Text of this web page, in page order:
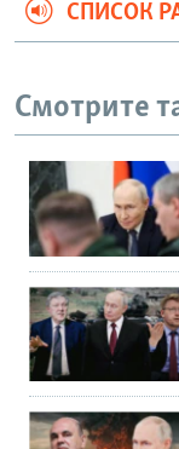
СПИСОК
Смотрите